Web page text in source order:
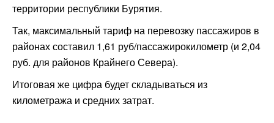
территории республики Бурятия.
Так, максимальный тариф на перевозку пассажиров в
районах составил 1,61 руб/пассажирокилометр (и 2,04
руб. для районов Крайнего Севера).
Итоговая же цифра будет складываться из
километража и средних затрат.